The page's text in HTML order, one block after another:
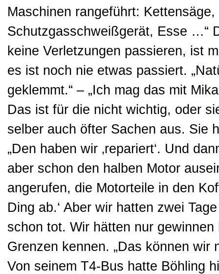
Maschinen rangeführt:
Schutzgasschweißgerät, Esse …“
keine Verletzungen passieren, ist
es ist noch nie etwas passiert.
geklemmt.“ – „Ich mag das mit
Das ist für die nicht wichtig, oder
selber auch öfter Sachen aus. Sie
„Den haben wir ‚repariert‘. Und
aber schon den halben Motor
angerufen, die Motorteile in den
Ding ab.‘ Aber wir hatten zwei
schon tot. Wir hätten nur
Grenzen kennen. „Das können wir
Von seinem T4-Bus hatte Böhling